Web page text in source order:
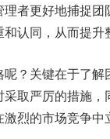
者更好地捕捉
认同，从而提升
？关键在于了解
取严厉的措施
烈的市场竞争中